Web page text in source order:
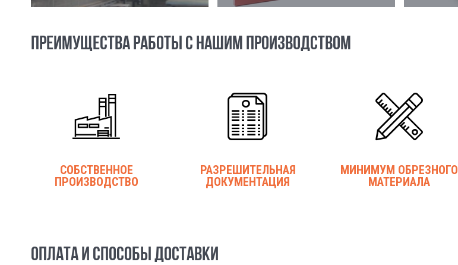
ПРЕИМУЩЕСТВА РАБОТЫ С НАШИМ ПРОИЗВОДСТВОМ
СОБСТВЕННОЕ
ПРОИЗВОДСТВО
РАЗРЕШИТЕЛЬНАЯ
ДОКУМЕНТАЦИЯ
МИНИМУМ ОБРЕЗНОГО
МАТЕРИАЛА
ОПЛАТА И СПОСОБЫ ДОСТАВКИ